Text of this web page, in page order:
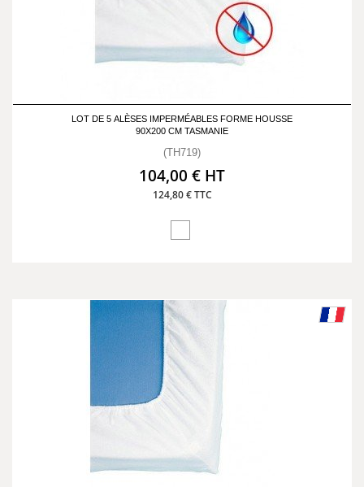
LOT DE 5 ALÈSES IMPERMÉABLES FORME HOUSSE
90X200 CM TASMANIE
(TH719)
104,00 € HT
124,80 € TTC